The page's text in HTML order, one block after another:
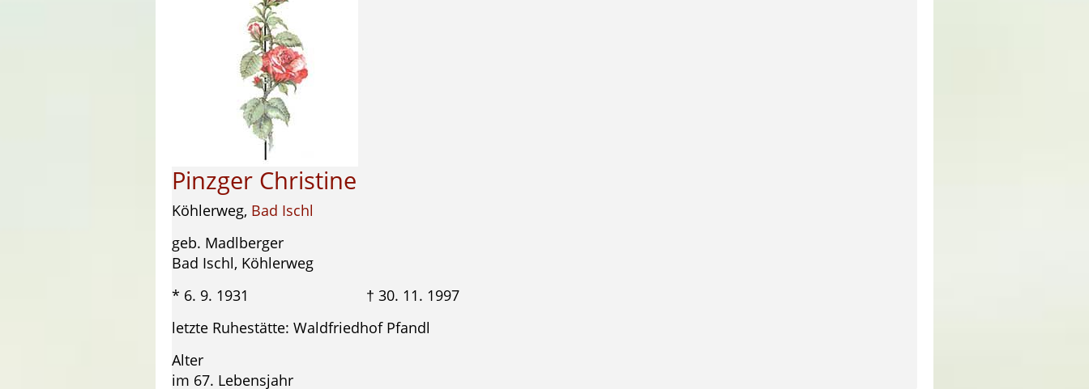
Pinzger Christine
Köhlerweg, Bad Ischl
geb. Madlberger
Bad Ischl, Köhlerweg
* 6. 9. 1931 † 30. 11. 1997
letzte Ruhestätte: Waldfriedhof Pfandl
Alter
im 67. Lebensjahr